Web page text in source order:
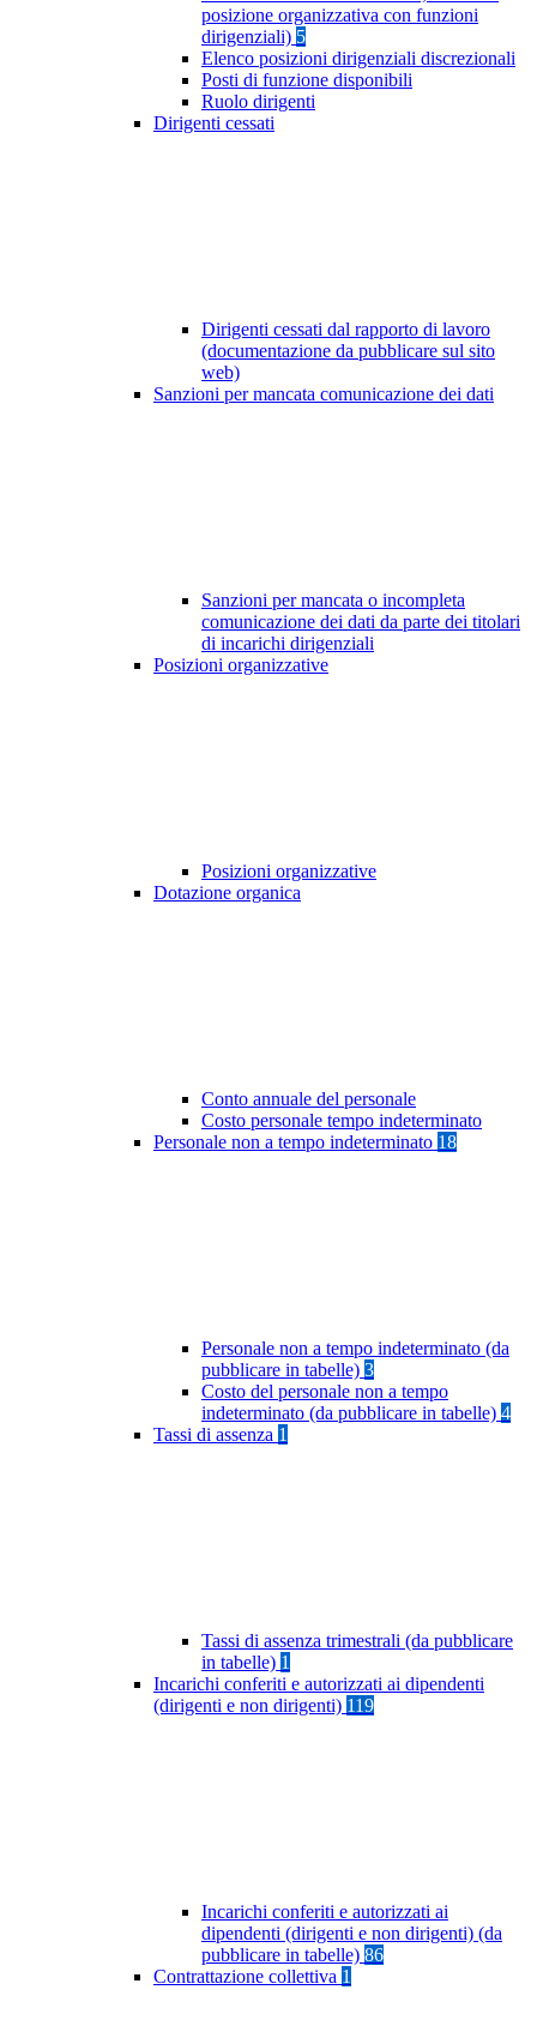
posizione organizzativa con funzioni
dirigenziali) 5
Elenco posizioni dirigenziali discrezionali
Posti di funzione disponibili
Ruolo dirigenti
Dirigenti cessati
Dirigenti cessati dal rapporto di lavoro
(documentazione da pubblicare sul sito
web)
Sanzioni per mancata comunicazione dei dati
Sanzioni per mancata o incompleta
comunicazione dei dati da parte dei titolari
di incarichi dirigenziali
Posizioni organizzative
Posizioni organizzative
Dotazione organica
Conto annuale del personale
Costo personale tempo indeterminato
Personale non a tempo indeterminato 18
Personale non a tempo indeterminato (da
pubblicare in tabelle) 3
Costo del personale non a tempo
indeterminato (da pubblicare in tabelle) 4
Tassi di assenza 1
Tassi di assenza trimestrali (da pubblicare
in tabelle) 1
Incarichi conferiti e autorizzati ai dipendenti
(dirigenti e non dirigenti) 119
Incarichi conferiti e autorizzati ai
dipendenti (dirigenti e non dirigenti) (da
pubblicare in tabelle) 86
Contrattazione collettiva 1